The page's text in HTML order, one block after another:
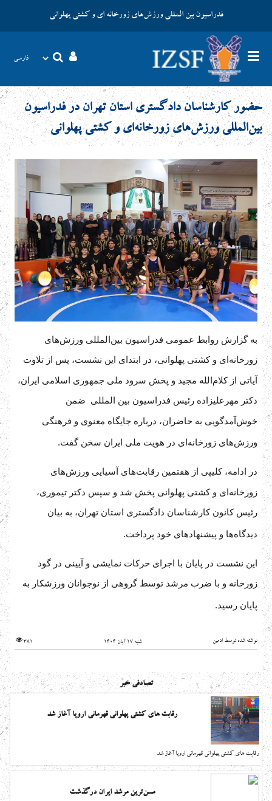
فدراسیون بین المللی ورزش‌های زورخانه ای و کشتی پهلوانی
حضور کارشناسان دادگستری استان تهران در فدراسیون
بین‌المللی ورزش‌های زورخانه‌ای و کشتی پهلوانی
به گزارش روابط عمومی فدراسیون بین‌المللی ورزش‌های
زورخانه‌ای و کشتی پهلوانی، در ابتدای این نشست، پس از تلاوت
آیاتی از کلام‌الله مجید و پخش سرود ملی جمهوری اسلامی ایران،
دکتر مهرعلیزاده رئیس فدراسیون بین المللی ضمن
خوش‌آمدگویی به حاضران، درباره جایگاه معنوی و فرهنگی
ورزش‌های زورخانه‌ای در هویت ملی ایران سخن گفت.
در ادامه، کلیپی از هفتمین رقابت‌های آسیایی ورزش‌های
زورخانه‌ای و کشتی پهلوانی پخش شد و سپس دکتر تیموری،
رئیس کانون کارشناسان دادگستری استان تهران، به بیان
دیدگاه‌ها و پیشنهادهای خود پرداخت.
این نشست در پایان با اجرای حرکات نمایشی و آیینی در گود
زورخانه و با ضرب مرشد توسط گروهی از نوجوانان ورزشکار به
پایان رسید.
نوشته شده توسط ادمین شنبه 17 آبان 1404 381
تصادفی خبر
رقابت های کشتی پهلوانی قهرمانی اروپا آغاز شد
رقابت های کشتی پهلوانی قهرمانی اروپا آغاز شد
مسن‌ترین مرشد ایران درگذشت